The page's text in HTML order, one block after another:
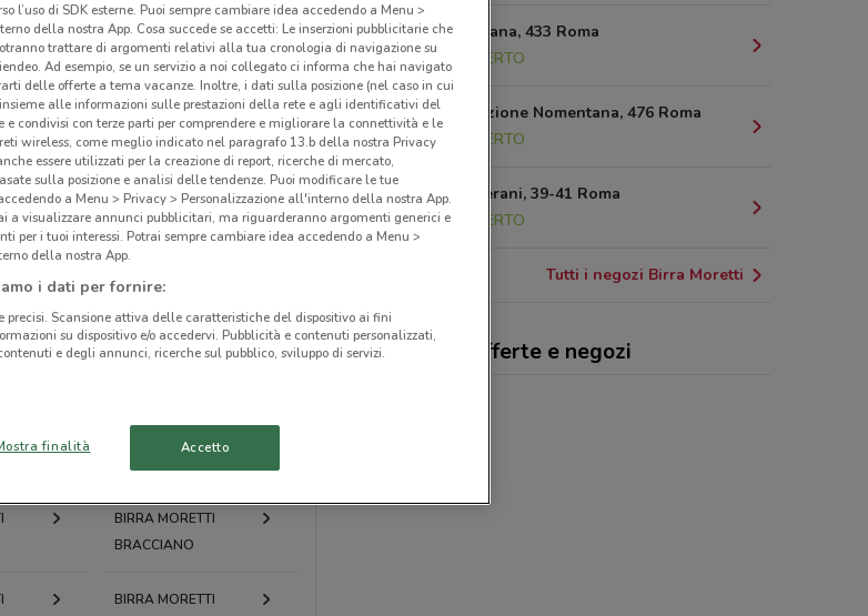
tua zona. Riprova più tardi.
BIRRA MORETTI
CIAMPINO
BIRRA MORETTI
BRACCIANO
BIRRA MORETTI
Via Nomentana, 433 Roma
5.8 km
APERTO
Circonvallazione Nomentana, 476 Roma
6.4 km
APERTO
Via Dei Laterani, 39-41 Roma
6.8 km
APERTO
Tutti i negozi Birra Moretti
Birra Moretti, offerte e negozi
l’uso di SDK esterne. Puoi sempre cambiare idea accedendo a Menu >
della nostra App. Cosa succede se accetti: Le inserzioni pubblicitarie che
trattare di argomenti relativi alla tua cronologia di navigazione su
Ad esempio, se un servizio a noi collegato ci informa che hai navigato
delle offerte a tema vacanze. Inoltre, i dati sulla posizione (nel caso in cui
alle informazioni sulle prestazioni della rete e agli identificativi del
e condivisi con terze parti per comprendere e migliorare la connettività e le
wireless, come meglio indicato nel paragrafo 13.b della nostra Privacy
essere utilizzati per la creazione di report, ricerche di mercato,
sulla posizione e analisi delle tendenze. Puoi modificare le tue
a Menu > Privacy > Personalizzazione all'interno della nostra App.
a visualizzare annunci pubblicitari, ma riguarderanno argomenti generici e
per i tuoi interessi. Potrai sempre cambiare idea accedendo a Menu >
della nostra App.
i dati per fornire:
precisi. Scansione attiva delle caratteristiche del dispositivo ai fini
su dispositivo e/o accedervi. Pubblicità e contenuti personalizzati,
e degli annunci, ricerche sul pubblico, sviluppo di servizi.
finalità Accetto